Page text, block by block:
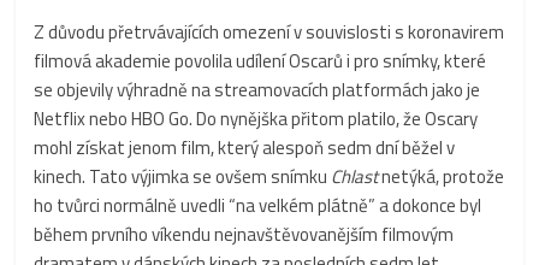
Z důvodu přetrvávajících omezení v souvislosti s koronavirem
filmová akademie povolila udílení Oscarů i pro snímky, které
se objevily výhradně na streamovacích platformách jako je
Netflix nebo HBO Go. Do nynějška přitom platilo, že Oscary
mohl získat jenom film, který alespoň sedm dní běžel v
kinech. Tato výjimka se ovšem snímku Chlastnetýká, protože
ho tvůrci normálně uvedli “na velkém plátně” a dokonce byl
během prvního víkendu nejnavštěvovanějším filmovým